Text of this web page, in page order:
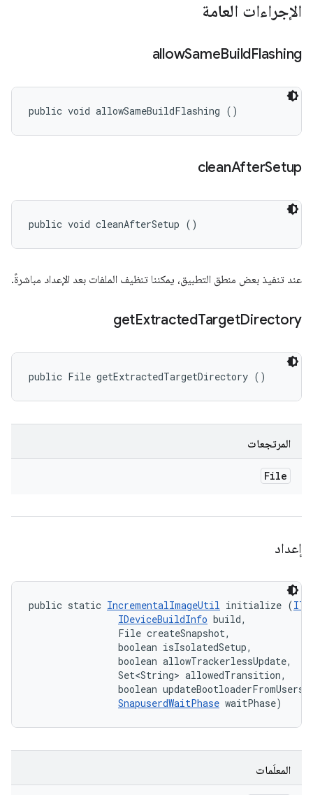
الإجراءات العامة
allowSameBuildFlashing
public void allowSameBuildFlashing ()
cleanAfterSetup
public void cleanAfterSetup ()
عند تنفيذ بعض منطق التطبيق، يمكننا تنظيف الملفات بعد الإعداد مباشرةً.
getExtractedTargetDirectory
public File getExtractedTargetDirectory ()
المرتجعات
File
إعداد
public static IncrementalImageUtil initialize (
IDeviceBuildInfo build,
                File createSnapshot,
                boolean isIsolatedSetup,
                boolean allowTrackerlessUpdate,
                Set<String> allowedTransition,
boolean
SnapuserdWaitPhase waitPhase)
المعلَمات